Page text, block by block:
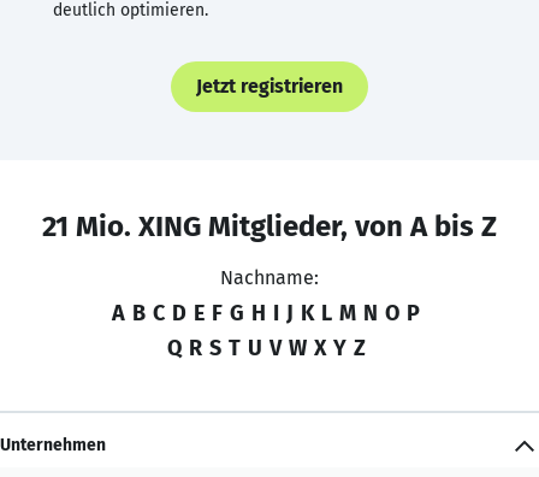
deutlich optimieren.
Jetzt registrieren
21 Mio. XING Mitglieder, von A bis Z
Nachname:
A B C D E F G H I J K L M N O P
Q R S T U V W X Y Z
Unternehmen